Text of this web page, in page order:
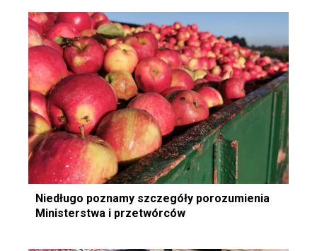
Niedługo poznamy szczegóły porozumienia
Ministerstwa i przetwórców